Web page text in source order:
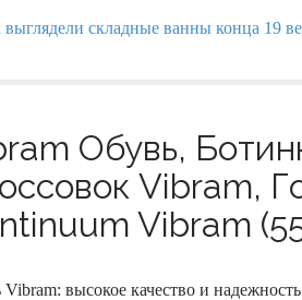
Обувь,
Vibram,
Vibram
высокое качество и надежность